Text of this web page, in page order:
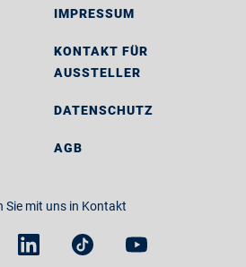
IMPRESSUM
KONTAKT FÜR
AUSSTELLER
DATENSCHUTZ
AGB
Sie mit uns in Kontakt